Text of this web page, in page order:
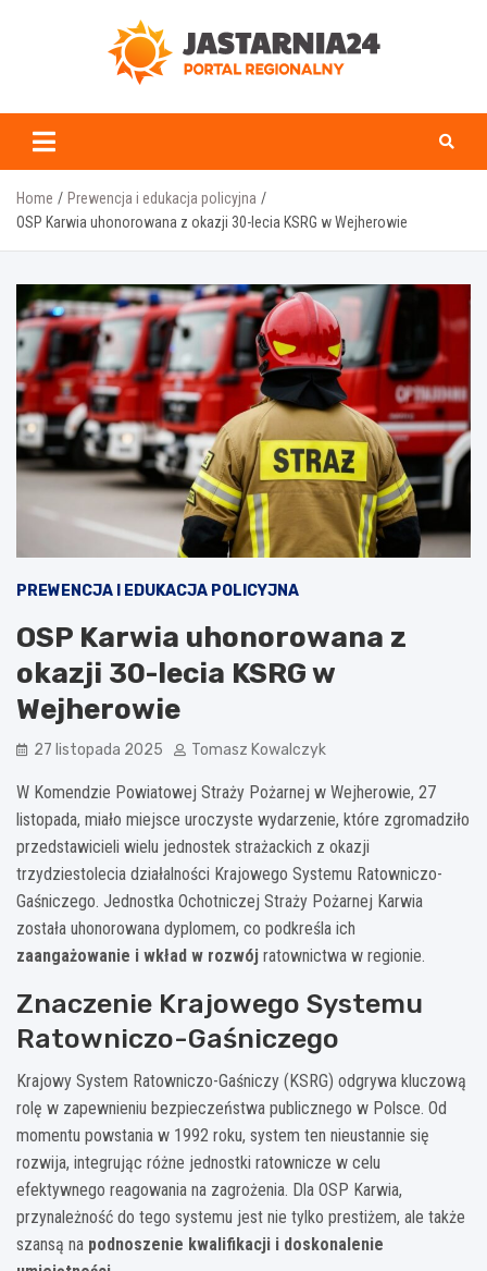
jastarnia24.pl
Home
Prewencja i edukacja policyjna
OSP Karwia uhonorowana z okazji 30-lecia KSRG w Wejherowie
PREWENCJA I EDUKACJA POLICYJNA
OSP Karwia uhonorowana z
okazji 30-lecia KSRG w
Wejherowie
27 listopada 2025 Tomasz Kowalczyk
W Komendzie Powiatowej Straży Pożarnej w Wejherowie, 27
listopada, miało miejsce uroczyste wydarzenie, które zgromadziło
przedstawicieli wielu jednostek strażackich z okazji
trzydziestolecia działalności Krajowego Systemu Ratowniczo-
Gaśniczego. Jednostka Ochotniczej Straży Pożarnej Karwia
została uhonorowana dyplomem, co podkreśla ich
zaangażowanie i wkład w rozwój ratownictwa w regionie.
Znaczenie Krajowego Systemu
Ratowniczo-Gaśniczego
Krajowy System Ratowniczo-Gaśniczy (KSRG) odgrywa kluczową
rolę w zapewnieniu bezpieczeństwa publicznego w Polsce. Od
momentu powstania w 1992 roku, system ten nieustannie się
rozwija, integrując różne jednostki ratownicze w celu
efektywnego reagowania na zagrożenia. Dla OSP Karwia,
przynależność do tego systemu jest nie tylko prestiżem, ale także
szansą na podnoszenie kwalifikacji i doskonalenie